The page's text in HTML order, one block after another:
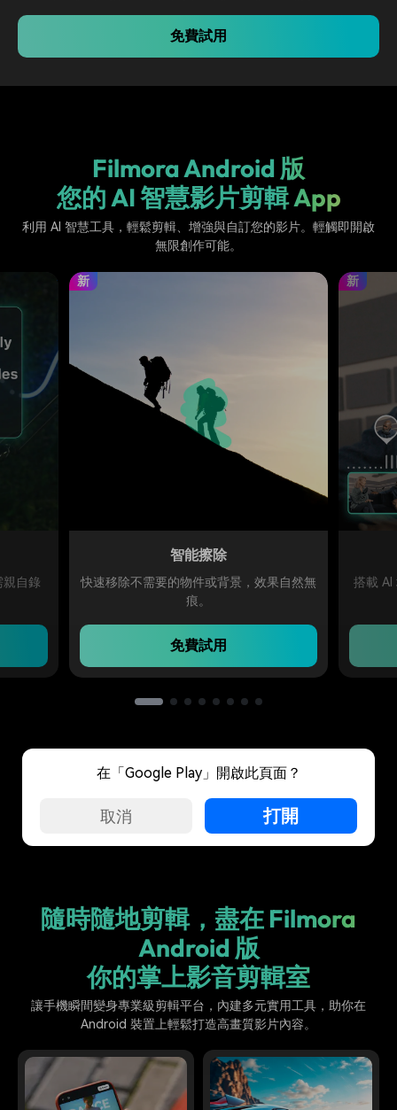
免費試用
Filmora Android 版
您的 AI 智慧影片剪輯 App
利用 AI 智慧工具，輕鬆剪輯、增強與自訂您的影片。輕觸即開啟
無限創作可能。
自錄
新
智能擦除
快速移除不需要的物件或背景，效果自然無
痕。
免費試用
新
搭載 AI
G2 Crowd
2025 春季領導者
Shorty Awards
最佳照片和影片工具
GetApp
影片剪輯領導者
隨時隨地剪輯，盡在 Filmora
Android 版
你的掌上影音剪輯室
讓手機瞬間變身專業級剪輯平台，內建多元實用工具，助你在
Android 裝置上輕鬆打造高畫質影片內容。
在「Google Play」開啟此頁面？
取消 打開